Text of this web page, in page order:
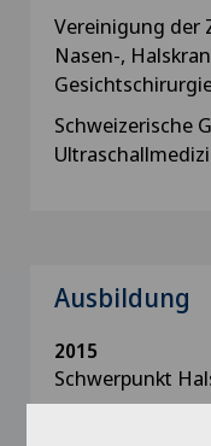
Vereinigung der
Nasen-,
Schweizerische
Ausbildung
2015
Schwerpunkt